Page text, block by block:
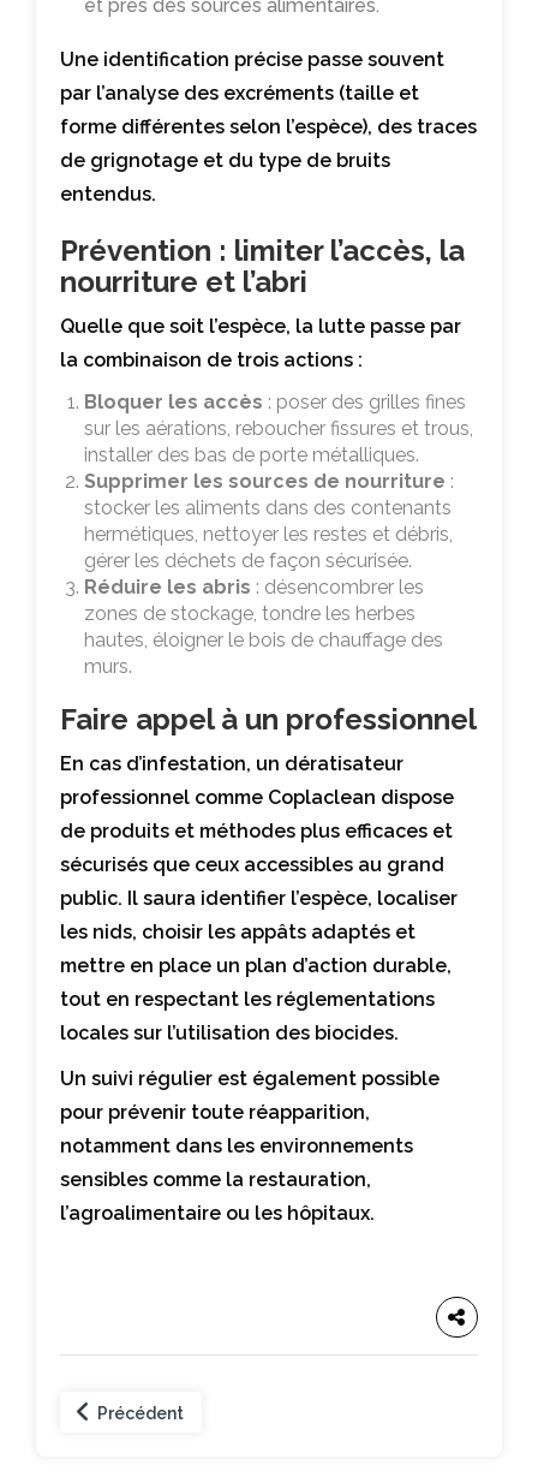
et près des sources alimentaires.
Une identification précise passe souvent
par l’analyse des excréments (taille et
forme différentes selon l’espèce), des traces
de grignotage et du type de bruits
entendus.
Prévention : limiter l’accès, la
nourriture et l’abri
Quelle que soit l’espèce, la lutte passe par
la combinaison de trois actions :
Bloquer les accès : poser des grilles fines
sur les aérations, reboucher fissures et trous,
installer des bas de porte métalliques.
Supprimer les sources de nourriture :
stocker les aliments dans des contenants
hermétiques, nettoyer les restes et débris,
gérer les déchets de façon sécurisée.
Réduire les abris : désencombrer les
zones de stockage, tondre les herbes
hautes, éloigner le bois de chauffage des
murs.
Faire appel à un professionnel
En cas d’infestation, un dératisateur
professionnel comme Coplaclean dispose
de produits et méthodes plus efficaces et
sécurisés que ceux accessibles au grand
public. Il saura identifier l’espèce, localiser
les nids, choisir les appâts adaptés et
mettre en place un plan d’action durable,
tout en respectant les réglementations
locales sur l’utilisation des biocides.
Un suivi régulier est également possible
pour prévenir toute réapparition,
notamment dans les environnements
sensibles comme la restauration,
l’agroalimentaire ou les hôpitaux.
Précédent